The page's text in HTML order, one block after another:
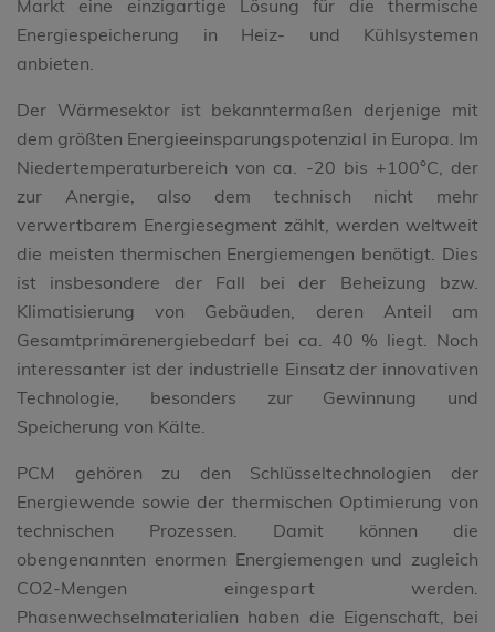
Markt eine einzigartige Lösung für die thermische
Energiespeicherung in Heiz- und Kühlsystemen
anbieten.
Der Wärmesektor ist bekanntermaßen derjenige mit
dem größten Energieeinsparungspotenzial in Europa. Im
Niedertemperaturbereich von ca. -20 bis +100°C, der
zur Anergie, also dem technisch nicht mehr
verwertbarem Energiesegment zählt, werden weltweit
die meisten thermischen Energiemengen benötigt. Dies
ist insbesondere der Fall bei der Beheizung bzw.
Klimatisierung von Gebäuden, deren Anteil am
Gesamtprimärenergiebedarf bei ca. 40 % liegt. Noch
interessanter ist der industrielle Einsatz der innovativen
Technologie, besonders zur Gewinnung und
Speicherung von Kälte.
PCM gehören zu den Schlüsseltechnologien der
Energiewende sowie der thermischen Optimierung von
technischen Prozessen. Damit können die
obengenannten enormen Energiemengen und zugleich
CO2-Mengen eingespart werden.
Phasenwechselmaterialien haben die Eigenschaft, bei